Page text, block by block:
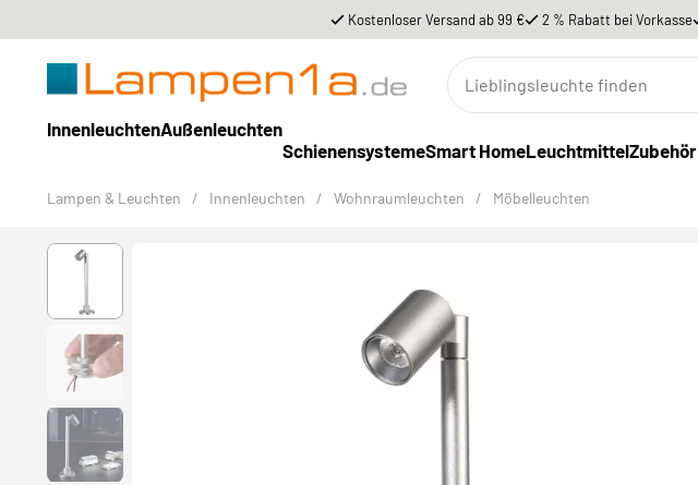
Kostenloser Versand ab 99 € 2 % Rabatt bei Vorkasse
InnenleuchtenAußenleuchten
SchienensystemeSmart HomeLeuchtmittelZubehör
Lampen & Leuchten / Innenleuchten / Wohnraumleuchten / Möbelleuchten